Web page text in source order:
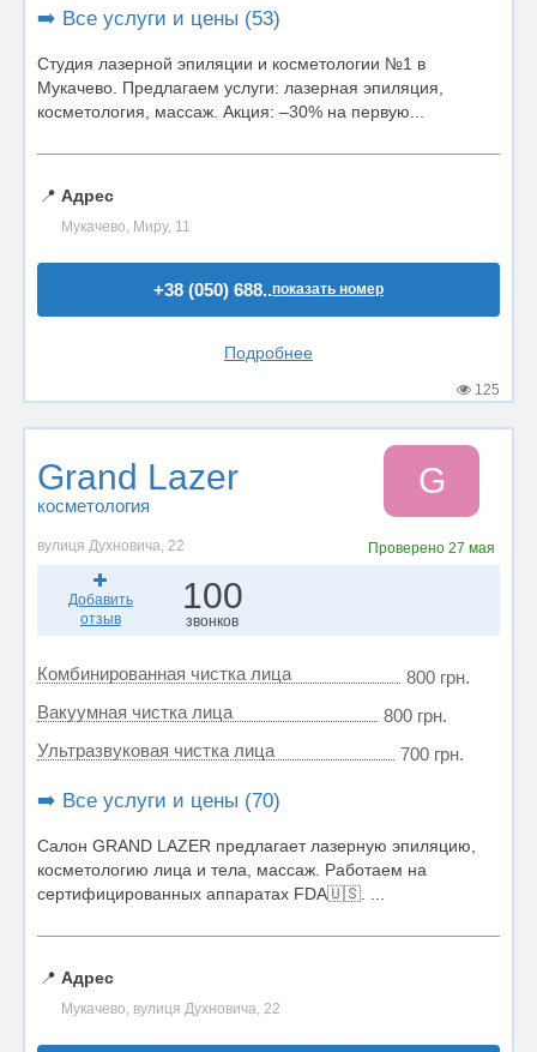
➡️ Все услуги и цены (53)
Студия лазерной эпиляции и косметологии №1 в
Мукачево. Предлагаем услуги: лазерная эпиляция,
косметология, массаж. Акция: –30% на первую...
📍 Адрес
Мукачево, Миру, 11
+38 (050) 688..показать номер
Подробнее
125
Grand Lazer
косметология
G
вулиця Духновича, 22 Проверено27 мая
Добавить
отзыв
100
звонков
Комбинированная чистка лица
800 грн.
Вакуумная чистка лица
800 грн.
Ультразвуковая чистка лица
700 грн.
➡️ Все услуги и цены (70)
Салон GRAND LAZER предлагает лазерную эпиляцию,
косметологию лица и тела, массаж. Работаем на
сертифицированных аппаратах FDA🇺🇸. ...
📍 Адрес
Мукачево, вулиця Духновича, 22